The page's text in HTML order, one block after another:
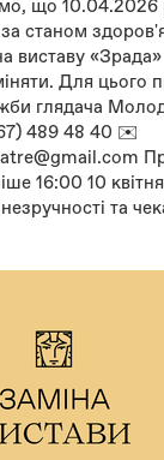
що 10.04.2026
станом
виставу
Для цього
глядача
489 48 40 ✉️
16:00 10
та